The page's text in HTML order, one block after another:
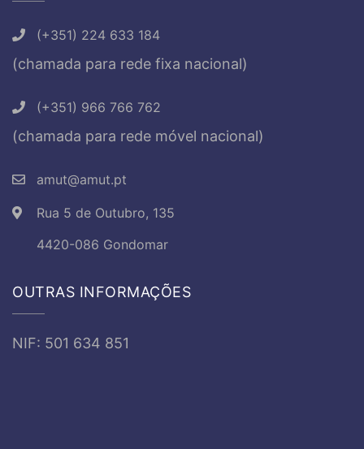
(+351) 224 633 184
(chamada para rede fixa nacional)
(+351) 966 766 762
(chamada para rede móvel nacional)
amut@amut.pt
Rua 5 de Outubro, 135
4420-086 Gondomar
OUTRAS INFORMAÇÕES
NIF: 501 634 851